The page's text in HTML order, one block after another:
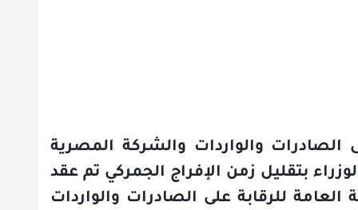
الصادرات والواردات والشركة المصرية
بتقليل زمن الإفراج الجمركي تم عقد
للرقابة على الصادرات والواردات